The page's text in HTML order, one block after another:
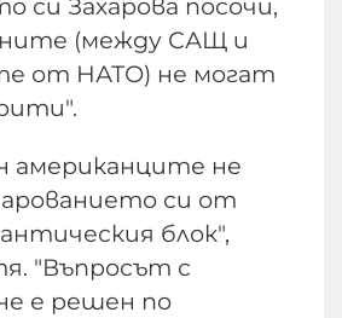
си Захарова посочи,
(между САЩ и
от НАТО) не могат
американците не
си от
блок",
"Въпросът с
е решен по